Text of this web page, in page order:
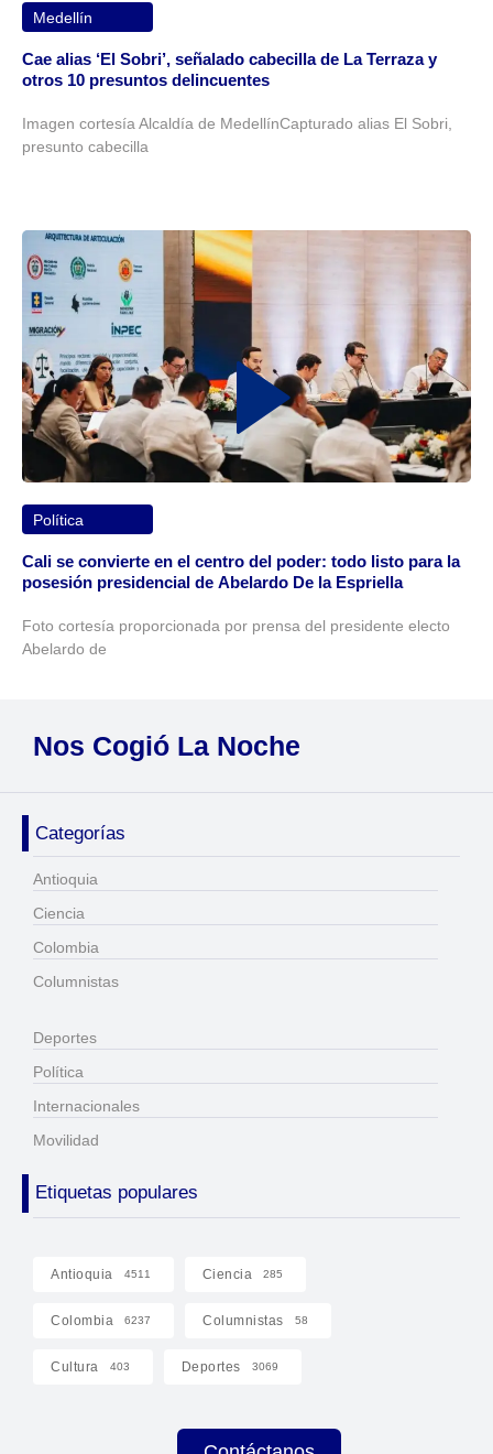
Medellín
Cae alias ‘El Sobri’, señalado cabecilla de La Terraza y
otros 10 presuntos delincuentes
Imagen cortesía Alcaldía de MedellínCapturado alias El Sobri,
presunto cabecilla
Política
Cali se convierte en el centro del poder: todo listo para la
posesión presidencial de Abelardo De la Espriella
Foto cortesía proporcionada por prensa del presidente electo
Abelardo de
Nos Cogió La Noche
Categorías
Antioquia
Ciencia
Colombia
Columnistas
Deportes
Política
Internacionales
Movilidad
Etiquetas populares
Antioquia 4511 Ciencia 285
Colombia 6237 Columnistas 58
Cultura 403 Deportes 3069